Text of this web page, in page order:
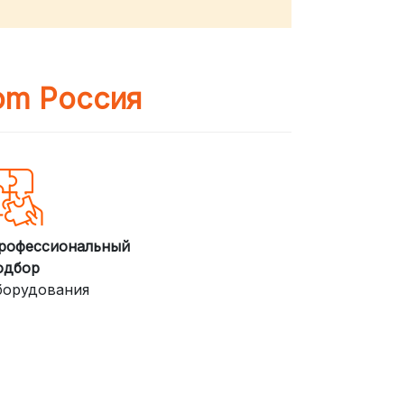
Россия